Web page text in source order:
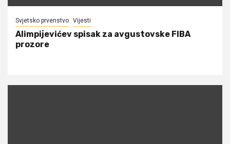
Svjetsko prvenstvo Vijesti
Alimpijevićev spisak za avgustovske FIBA
prozore